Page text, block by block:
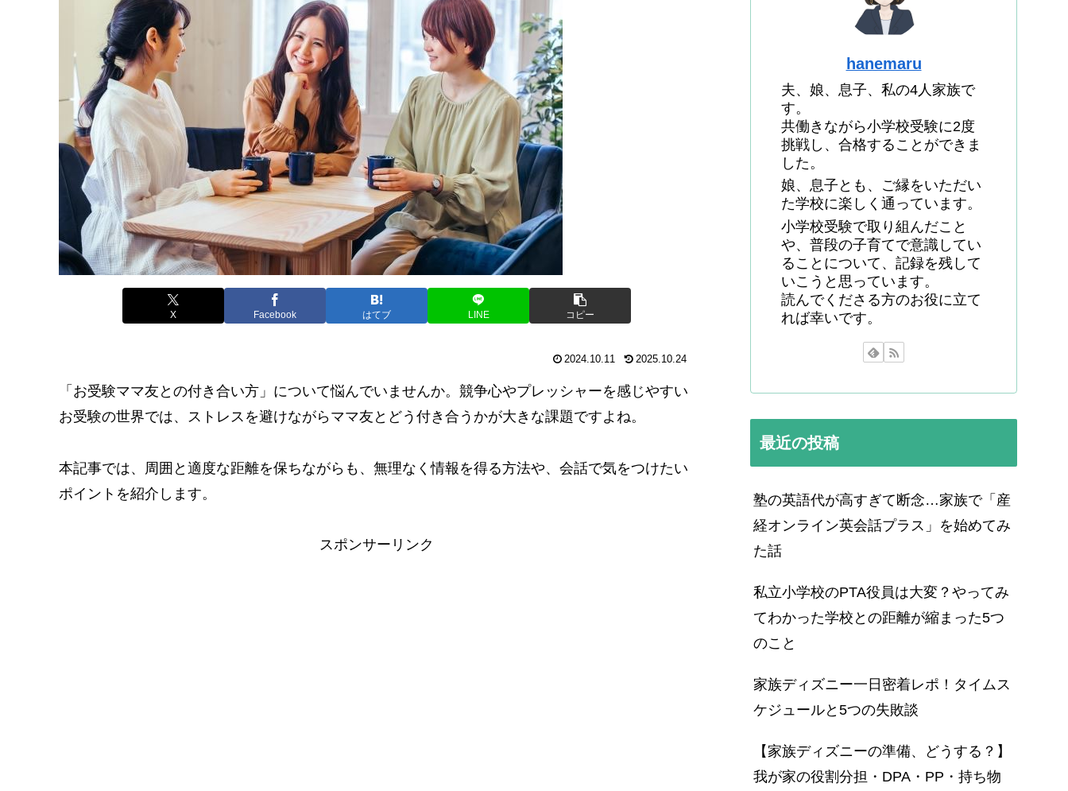
X Facebook はてブ LINE コピー
2024.10.11 2025.10.24
「お受験ママ友との付き合い方」について悩んでいませんか。競争心やプレッシャーを感じやすい
お受験の世界では、ストレスを避けながらママ友とどう付き合うかが大きな課題ですよね。
本記事では、周囲と適度な距離を保ちながらも、無理なく情報を得る方法や、会話で気をつけたい
ポイントを紹介します。
スポンサーリンク
hanemaru
夫、娘、息子、私の4人家族で
す。
共働きながら小学校受験に2度
挑戦し、合格することができま
した。
娘、息子とも、ご縁をいただい
た学校に楽しく通っています。
小学校受験で取り組んだこと
や、普段の子育てで意識してい
ることについて、記録を残して
いこうと思っています。
読んでくださる方のお役に立て
れば幸いです。
最近の投稿
塾の英語代が高すぎて断念…家族で「産
経オンライン英会話プラス」を始めてみ
た話
私立小学校のPTA役員は大変？やってみ
てわかった学校との距離が縮まった5つ
のこと
家族ディズニー一日密着レポ！タイムス
ケジュールと5つの失敗談
【家族ディズニーの準備、どうする？】
我が家の役割分担・DPA・PP・持ち物